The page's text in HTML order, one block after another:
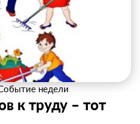
недели
к труду – тот